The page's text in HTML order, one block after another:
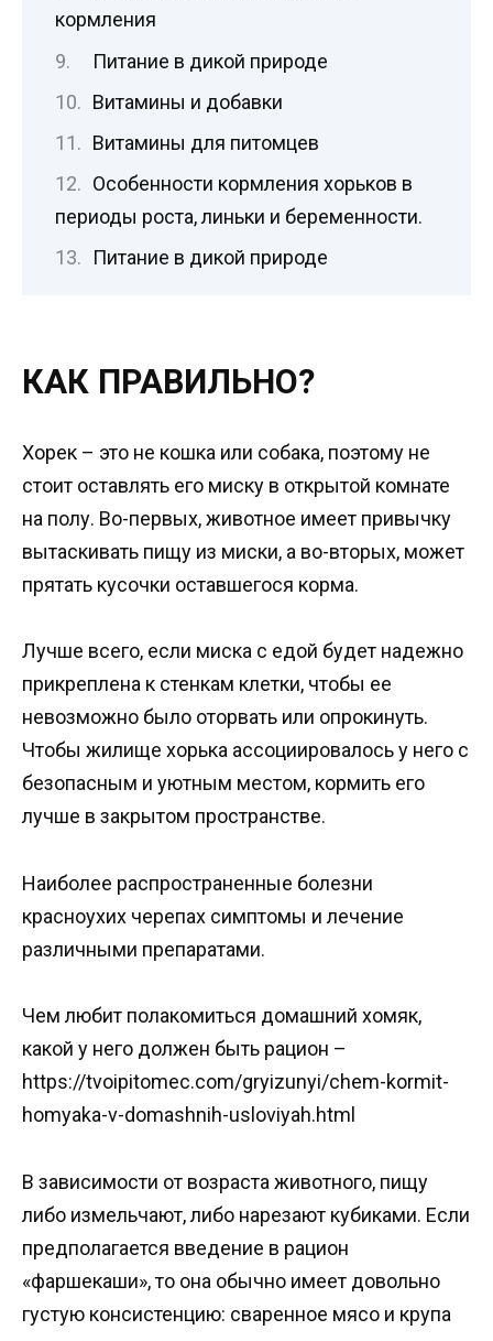
кормления
Питание в дикой природе
Витамины и добавки
Витамины для питомцев
Особенности кормления хорьков в
периоды роста, линьки и беременности.
Питание в дикой природе
КАК ПРАВИЛЬНО?
Хорек – это не кошка или собака, поэтому не
стоит оставлять его миску в открытой комнате
на полу. Во-первых, животное имеет привычку
вытаскивать пищу из миски, а во-вторых, может
прятать кусочки оставшегося корма.
Лучше всего, если миска с едой будет надежно
прикреплена к стенкам клетки, чтобы ее
невозможно было оторвать или опрокинуть.
Чтобы жилище хорька ассоциировалось у него с
безопасным и уютным местом, кормить его
лучше в закрытом пространстве.
Наиболее распространенные болезни
красноухих черепах симптомы и лечение
различными препаратами.
Чем любит полакомиться домашний хомяк,
какой у него должен быть рацион –
https://tvoipitomec.com/gryizunyi/chem-kormit-
homyaka-v-domashnih-usloviyah.html
В зависимости от возраста животного, пищу
либо измельчают, либо нарезают кубиками. Если
предполагается введение в рацион
«фаршекаши», то она обычно имеет довольно
густую консистенцию: сваренное мясо и крупа